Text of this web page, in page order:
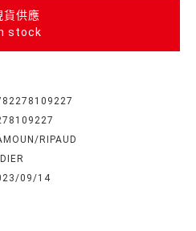
貨供應
stock
RIPAUD
09/14